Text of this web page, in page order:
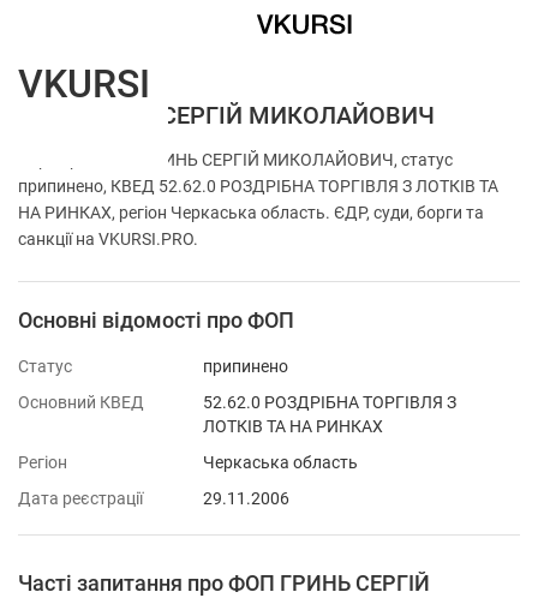
ФОП ГРИНЬ СЕРГІЙ МИКОЛАЙОВИЧ
Перевірка ФОП ГРИНЬ СЕРГІЙ МИКОЛАЙОВИЧ, статус
припинено, КВЕД 52.62.0 РОЗДРІБНА ТОРГІВЛЯ З ЛОТКІВ ТА
НА РИНКАХ, регіон Черкаська область. ЄДР, суди, борги та
санкції на VKURSI.PRO.
Основні відомості про ФОП
Статус
припинено
Основний КВЕД
52.62.0 РОЗДРІБНА ТОРГІВЛЯ З
ЛОТКІВ ТА НА РИНКАХ
Регіон
Черкаська область
Дата реєстрації
29.11.2006
Часті запитання про ФОП ГРИНЬ СЕРГІЙ
VKURSI